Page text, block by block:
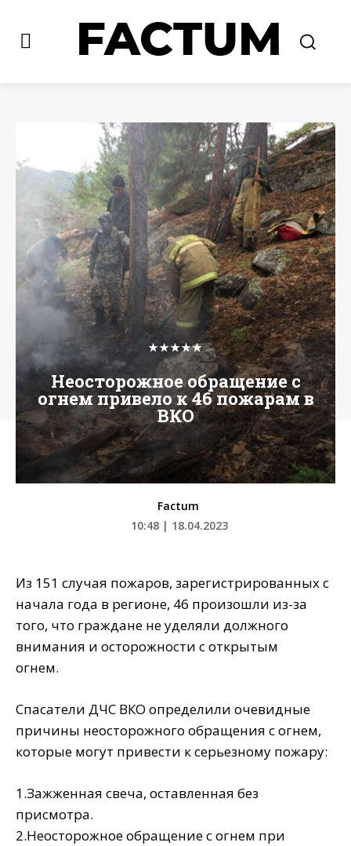
★★★★★
Неосторожное обращение с
огнем привело к 46 пожарам в
ВКО
Factum
10:48 | 18.04.2023
Из 151 случая пожаров, зарегистрированных с
начала года в регионе, 46 произошли из-за
того, что граждане не уделяли должного
внимания и осторожности с открытым
огнем.
Спасатели ДЧС ВКО определили очевидные
причины неосторожного обращения с огнем,
которые могут привести к серьезному пожару:
1.Зажженная свеча, оставленная без
присмотра.
2.Неосторожное обращение с огнем при